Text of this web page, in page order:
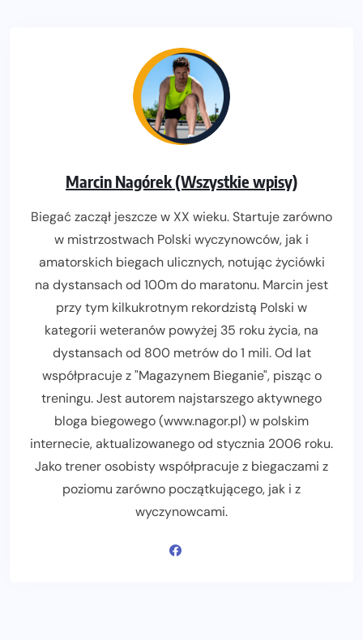
Marcin Nagórek (Wszystkie wpisy)
Biegać zaczął jeszcze w XX wieku. Startuje zarówno
w mistrzostwach Polski wyczynowców, jak i
amatorskich biegach ulicznych, notując życiówki
na dystansach od 100m do maratonu. Marcin jest
przy tym kilkukrotnym rekordzistą Polski w
kategorii weteranów powyżej 35 roku życia, na
dystansach od 800 metrów do 1 mili. Od lat
współpracuje z "Magazynem Bieganie", pisząc o
treningu. Jest autorem najstarszego aktywnego
bloga biegowego (www.nagor.pl) w polskim
internecie, aktualizowanego od stycznia 2006 roku.
Jako trener osobisty współpracuje z biegaczami z
poziomu zarówno początkującego, jak i z
wyczynowcami.